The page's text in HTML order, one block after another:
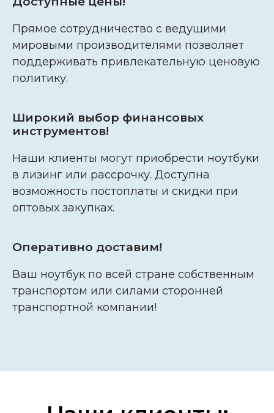
Прямое сотрудничество с ведущими
мировыми производителями позволяет
поддерживать привлекательную ценовую
политику.
Широкий выбор финансовых
инструментов!
Наши клиенты могут приобрести ноутбуки
в лизинг или рассрочку. Доступна
возможность постоплаты и скидки при
оптовых закупках.
Оперативно доставим!
Ваш ноутбук по всей стране собственным
транспортом или силами сторонней
транспортной компании!